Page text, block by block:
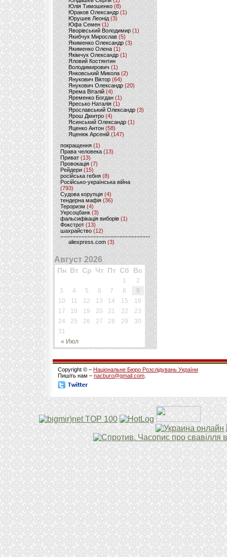
Юлія Тимошенко (8)
Юраков Олександр (1)
Юрушев Леонід (3)
Юфа Семен (1)
Яворівський Володимир (1)
Якибчук Мирослав (5)
Якименко Олександр (3)
Якименко Олена(1)
Якімчук Олександр (1)
Яловий Костянтин
Володимирович (1)
Янковський Микола(2)
Янукович Віктор (64)
Янукович Олександр(20)
Ярема Віталій(4)
Яременко Богдан(1)
Яресько Наталія(1)
Ярославський Олександр (3)
Ярош Дмитро (4)
Ясинський Олександр (1)
Яценко Антон(58)
Яценюк Арсеній (147)
покращення (1)
Права человека(13)
Приват (13)
Провокація (7)
Рейдери (15)
російська гебня (8)
Російсько-українська війна
(793)
Судова корупція (4)
тендерна мафія (36)
Тероризм (4)
Укрсоцбанк (3)
фальсифікація виборів (1)
Фокстрот(13)
шахрайство (12)
aliexpress.com (3)
Август 2026
Пн Вт Ср Чт Пт Сб Вс
« Июл
1
2
3
4 5 6 7 8
9
10
11 12 13 14 15
16
17
18 19 20 21 22
23
24
25 26 27 28 29
30
31
Copyright © – Національне Бюро Розслідувань України
Пишіть нам – nacburo@gmail.com